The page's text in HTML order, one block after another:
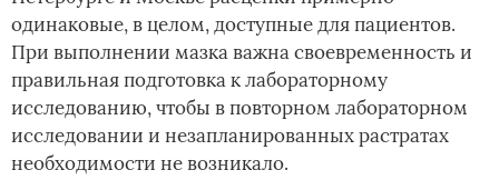
одинаковые, в целом, доступные для пациентов.
При выполнении мазка важна своевременность и
правильная подготовка к лабораторному
исследованию, чтобы в повторном лабораторном
исследовании и незапланированных растратах
необходимости не возникало.